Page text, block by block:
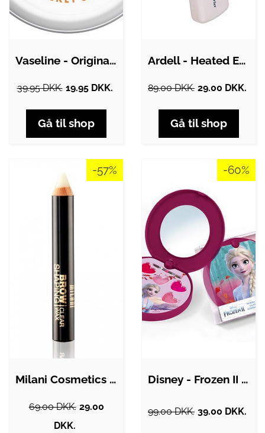
Vaseline - Original Lip Therapy Pocket…
39.95 DKK. 19.95 DKK.
Gå til shop
Ardell - Heated Eyelash Curler
89.00 DKK. 29.00 DKK.
Gå til shop
-57%
Milani Cosmetics - Brow Shaping Clear…
69.00 DKK. 29.00
DKK.
-60%
Disney - Frozen II Lip Gloss Palette
99.00 DKK. 39.00 DKK.